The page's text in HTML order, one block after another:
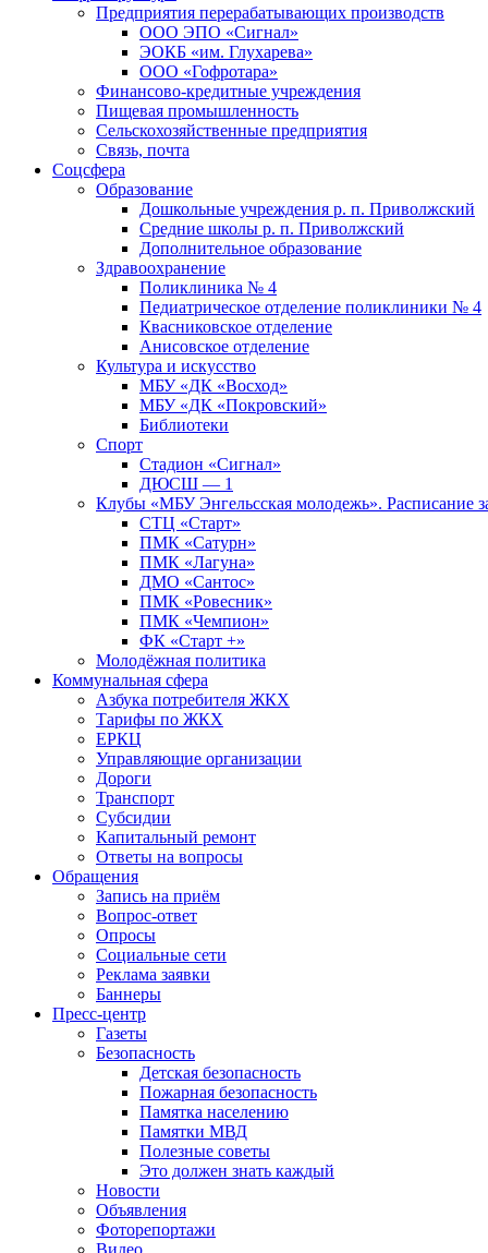
Предприятия перерабатывающих производств
ООО ЭПО «Сигнал»
ЭОКБ «им. Глухарева»
ООО «Гофротара»
Финансово-кредитные учреждения
Пищевая промышленность
Сельскохозяйственные предприятия
Связь, почта
Соцсфера
Образование
Дошкольные учреждения р. п. Приволжский
Средние школы р. п. Приволжский
Дополнительное образование
Здравоохранение
Поликлиника № 4
Педиатрическое отделение поликлиники № 4
Квасниковское отделение
Анисовское отделение
Культура и искусство
МБУ «ДК «Восход»
МБУ «ДК «Покровский»
Библиотеки
Спорт
Стадион «Сигнал»
ДЮСШ — 1
Клубы «МБУ Энгельсская молодежь». Расписание
СТЦ «Старт»
ПМК «Сатурн»
ПМК «Лагуна»
ДМО «Сантос»
ПМК «Ровесник»
ПМК «Чемпион»
ФК «Старт +»
Молодёжная политика
Коммунальная сфера
Азбука потребителя ЖКХ
Тарифы по ЖКХ
ЕРКЦ
Управляющие организации
Дороги
Транспорт
Субсидии
Капитальный ремонт
Ответы на вопросы
Обращения
Запись на приём
Вопрос-ответ
Опросы
Социальные сети
Реклама заявки
Баннеры
Пресс-центр
Газеты
Безопасность
Детская безопасность
Пожарная безопасность
Памятка населению
Памятки МВД
Полезные советы
Это должен знать каждый
Новости
Объявления
Фоторепортажи